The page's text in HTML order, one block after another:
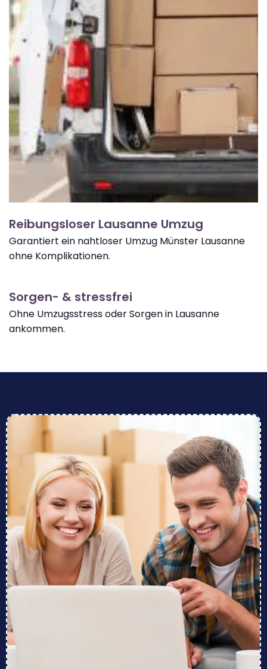
Reibungsloser Lausanne Umzug
Garantiert ein nahtloser Umzug Münster Lausanne
ohne Komplikationen.
Sorgen- & stressfrei
Ohne Umzugsstress oder Sorgen in Lausanne
ankommen.